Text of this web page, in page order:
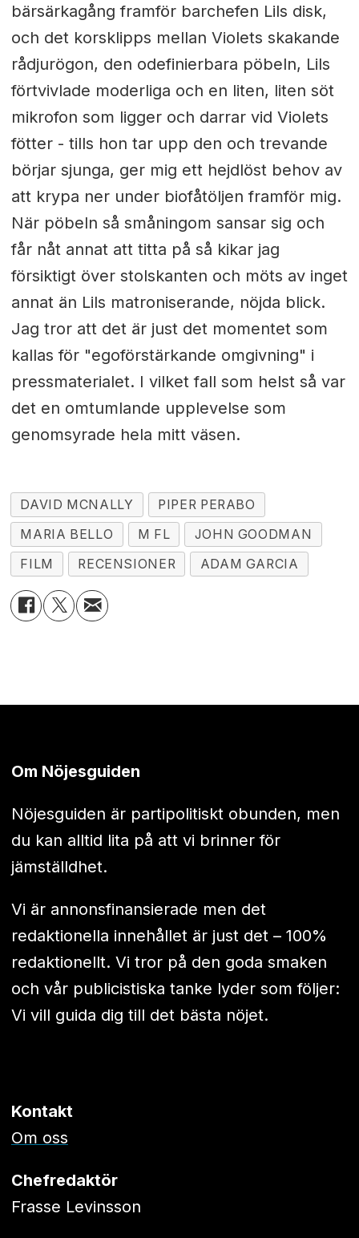
bärsärkagång framför barchefen Lils disk,
och det korsklipps mellan Violets skakande
rådjurögon, den odefinierbara pöbeln, Lils
förtvivlade moderliga och en liten, liten söt
mikrofon som ligger och darrar vid Violets
fötter - tills hon tar upp den och trevande
börjar sjunga, ger mig ett hejdlöst behov av
att krypa ner under biofåtöljen framför mig.
När pöbeln så småningom sansar sig och
får nåt annat att titta på så kikar jag
försiktigt över stolskanten och möts av inget
annat än Lils matroniserande, nöjda blick.
Jag tror att det är just det momentet som
kallas för "egoförstärkande omgivning" i
pressmaterialet. I vilket fall som helst så var
det en omtumlande upplevelse som
genomsyrade hela mitt väsen.
DAVID MCNALLY
PIPER PERABO
MARIA BELLO
M FL
JOHN GOODMAN
FILM
RECENSIONER ADAM GARCIA
Om Nöjesguiden
Nöjesguiden är partipolitiskt obunden, men
du kan alltid lita på att vi brinner för
jämställdhet.
Vi är annonsfinansierade men det
redaktionella innehållet är just det – 100%
redaktionellt. Vi tror på den goda smaken
och vår publicistiska tanke lyder som följer:
Vi vill guida dig till det bästa nöjet.
Kontakt
Om oss
Chefredaktör
Frasse Levinsson